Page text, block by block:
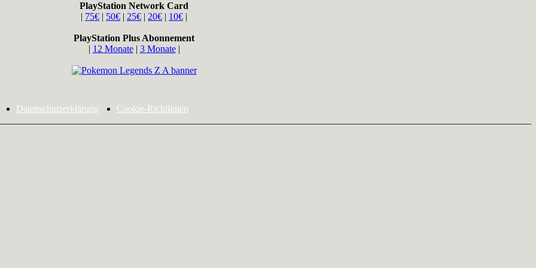
PlayStation Network Card
| 75€ | 50€ | 25€ | 20€ | 10€ |
PlayStation Plus Abonnement
| 12 Monate| 3 Monate|
Datenschutzerklärung Cookie-Richtlinien